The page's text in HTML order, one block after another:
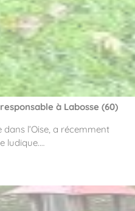
à Labosse (60)
l’Oise, a récemment
ludique.…